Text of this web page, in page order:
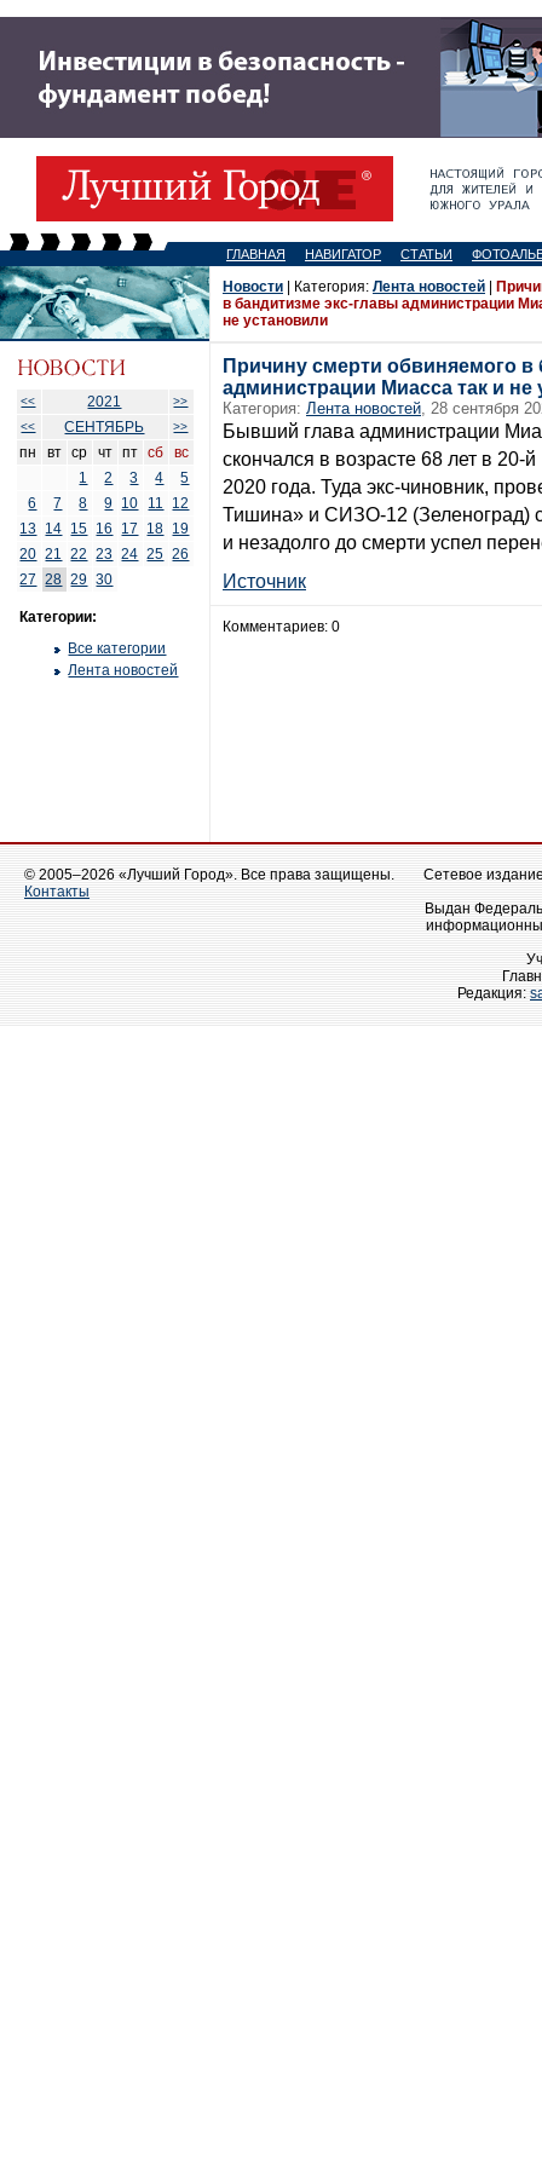
ГЛАВНАЯ НАВИГАТОР СТАТЬИ
<< 2021
>>
<<
СЕНТЯБРЬ >>
пн вт ср чт пт сб
вс
1
2 3 4
5
6
7 8 9 10 11
12
13 14 15 16 17 18 19
20 21 22 23 24 25 26
27
28 29 30
Категории:
Все категории
Лента новостей
Новости | Категория: Лента новостей
в бандитизме экс-главы администрации
не установили
Причину смерти обвиняемого в
администрации Миасса так и не
Категория: Лента новостей, 28 сентября
Бывший глава администрации
скончался в возрасте 68 лет в 20-
2020 года. Туда экс-чиновник,
Тишина» и СИЗО-12 (Зеленоград)
и незадолго до смерти успел
Источник
Комментариев: 0
© 2005–2026 «Лучший Город». Все права защищены.
Контакты
Сетевое
Выдан
Редакция: